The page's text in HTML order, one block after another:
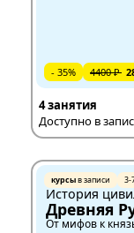
- 35% 4400 ₽
4 занятия
Доступно в
курсыв записи 3-
История
Древняя
От мифов к